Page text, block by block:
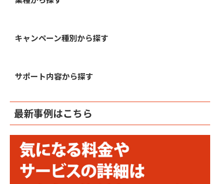
キャンペーン種別から探す
サポート内容から探す
最新事例はこちら